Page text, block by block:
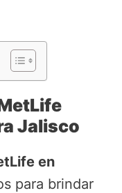
Jalisco
en
para brindar